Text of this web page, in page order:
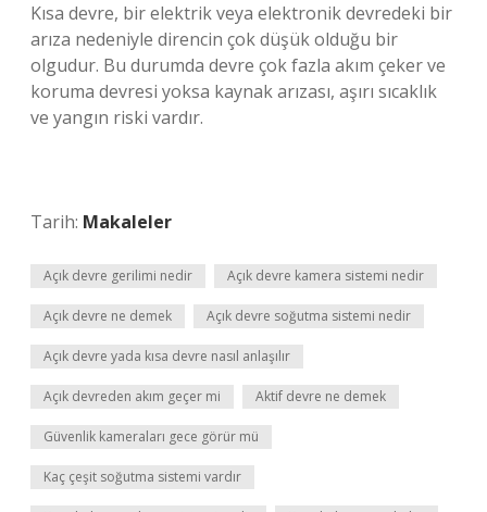
Kısa devre, bir elektrik veya elektronik devredeki bir
arıza nedeniyle direncin çok düşük olduğu bir
olgudur. Bu durumda devre çok fazla akım çeker ve
koruma devresi yoksa kaynak arızası, aşırı sıcaklık
ve yangın riski vardır.
Tarih: Makaleler
Açık devre gerilimi nedir Açık devre kamera sistemi nedir
Açık devre ne demek Açık devre soğutma sistemi nedir
Açık devre yada kısa devre nasıl anlaşılır
Açık devreden akım geçer mi Aktif devre ne demek
Güvenlik kameraları gece görür mü
Kaç çeşit soğutma sistemi vardır